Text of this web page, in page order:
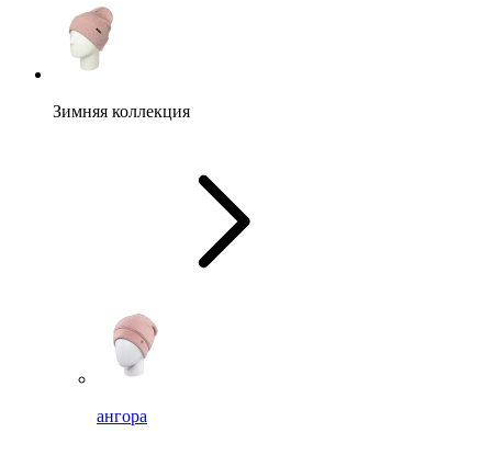
Зимняя коллекция
ангора